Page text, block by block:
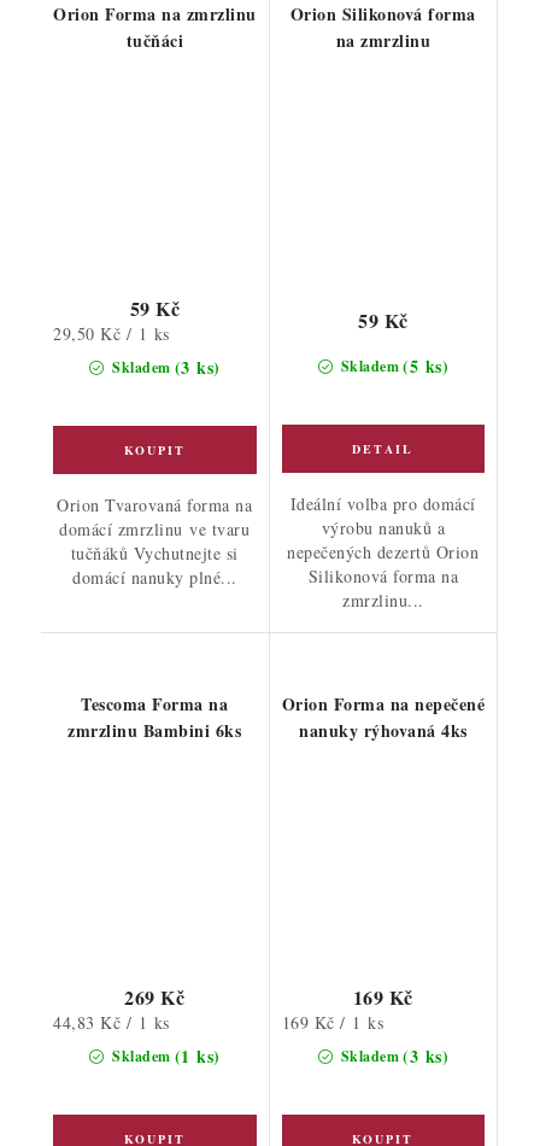
Orion Forma na zmrzlinu
tučňáci
Skladem (3 ks)
59 Kč
Měrná
29,50 Kč / 1 ks
Orion Tvarovaná forma na
domácí zmrzlinu ve tvaru
tučňáků Vychutnejte si
domácí nanuky plné...
Orion Silikonová forma
na zmrzlinu
Skladem(5 ks)
59 Kč
Ideální volba pro domácí
výrobu nanuků a
nepečených dezertů Orion
Silikonová forma na
zmrzlinu...
Tescoma Forma na
zmrzlinu Bambini 6ks
Skladem (1 ks)
269 Kč
Měrná
44,83 Kč / 1 ks
Orion Forma na nepečené
nanuky rýhovaná 4ks
Skladem(3 ks)
169 Kč
Měrná
169 Kč / 1 ks